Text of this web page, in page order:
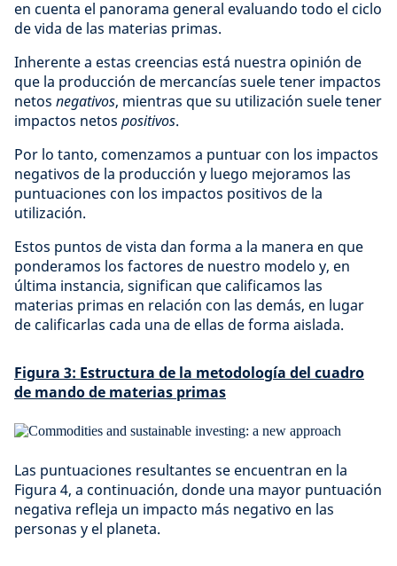
en cuenta el panorama general evaluando todo el ciclo
de vida de las materias primas.
Inherente a estas creencias está nuestra opinión de
que la producción de mercancías suele tener impactos
netos negativos, mientras que su utilización suele tener
impactos netos positivos.
Por lo tanto, comenzamos a puntuar con los impactos
negativos de la producción y luego mejoramos las
puntuaciones con los impactos positivos de la
utilización.
Estos puntos de vista dan forma a la manera en que
ponderamos los factores de nuestro modelo y, en
última instancia, significan que calificamos las
materias primas en relación con las demás, en lugar
de calificarlas cada una de ellas de forma aislada.
Figura 3: Estructura de la metodología del cuadro
de mando de materias primas
Las puntuaciones resultantes se encuentran en la
Figura 4, a continuación, donde una mayor puntuación
negativa refleja un impacto más negativo en las
personas y el planeta.